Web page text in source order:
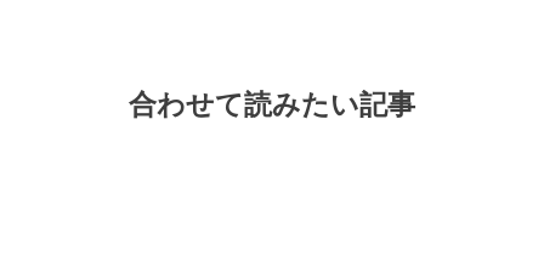
合わせて読みたい記事